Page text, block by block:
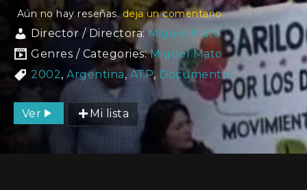
Aún no hay reseñas.deja un comentario
Director / Directora: Miguel Mato
Genres / Categories:Miguel Mato
2002,Argentina, ATP, Documental
Ver Mi lista